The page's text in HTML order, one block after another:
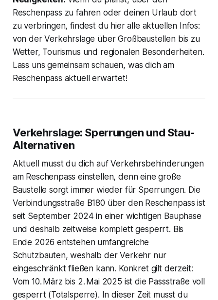
Reschenpass zu fahren oder deinen Urlaub dort
zu verbringen, findest du hier alle aktuellen Infos:
von der Verkehrslage über Großbaustellen bis zu
Wetter, Tourismus und regionalen Besonderheiten.
Lass uns gemeinsam schauen, was dich am
Reschenpass aktuell erwartet!
Verkehrslage: Sperrungen und Stau-
Alternativen
Aktuell musst du dich auf Verkehrsbehinderungen
am Reschenpass einstellen, denn eine große
Baustelle sorgt immer wieder für Sperrungen. Die
Verbindungsstraße B180 über den Reschenpass ist
seit September 2024 in einer wichtigen Bauphase
und deshalb zeitweise komplett gesperrt. Bis
Ende 2026 entstehen umfangreiche
Schutzbauten, weshalb der Verkehr nur
eingeschränkt fließen kann. Konkret gilt derzeit:
Vom 10. März bis 2. Mai 2025 ist die Passstraße voll
gesperrt (Totalsperre). In dieser Zeit musst du